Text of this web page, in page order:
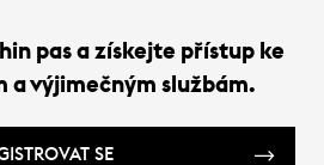
pas a získejte přístup ke
a výjimečným službám.
SE